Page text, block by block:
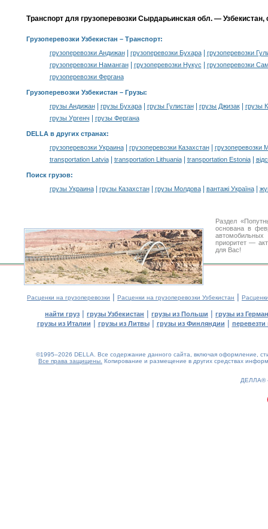
Транспорт для грузоперевозки Сырдарьинская обл. — Узбекистан,
Грузоперевозки Узбекистан – Транспорт:
грузоперевозки Андижан| грузоперевозки Бухара|
грузоперевозки
грузоперевозки Наманган| грузоперевозки Нукус
грузоперевозки
грузоперевозки Фергана
Грузоперевозки Узбекистан – Грузы:
грузы Андижан| грузы Бухара| грузы Гулистан| грузы Джизак|
грузы
грузы Ургенч
грузы Фергана
DELLA в других странах:
грузоперевозки Украина| грузоперевозки Казахстан|
грузоперевозки
transportation Latvia| transportation Lithuania| transportation Estonia|
Поиск грузов:
грузы Украина| грузы Казахстан| грузы Молдова| вантажі Україна|
Раздел
основана в
приоритет —
для Вас!
Расценки на грузоперевозки | Расценки на грузоперевозки Узбекистан |
найти груз | грузы Узбекистан | грузы из Польши | грузы из
грузы из Италии | грузы из Литвы| грузы из Финляндии | перевезти
©1995–2026 DELLA. Все содержание данного сайта, включая оформление,
Все права защищены. Копирование и размещение в других средствах